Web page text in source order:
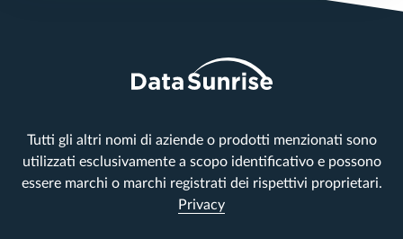
Tutti gli altri nomi di aziende o prodotti menzionati sono
utilizzati esclusivamente a scopo identificativo e possono
essere marchi o marchi registrati dei rispettivi proprietari.
Privacy